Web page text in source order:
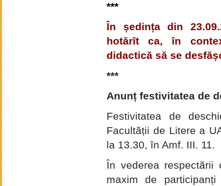
***
În ședința din
hotărît ca, în
didactică să se
***
Anunț festivitatea de
Festivitatea de
Facultății de Litere a
la 13.30, în Amf. III. 11.
În vederea respectării
maxim de participanți